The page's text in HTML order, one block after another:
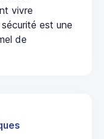
vivre
est une
de